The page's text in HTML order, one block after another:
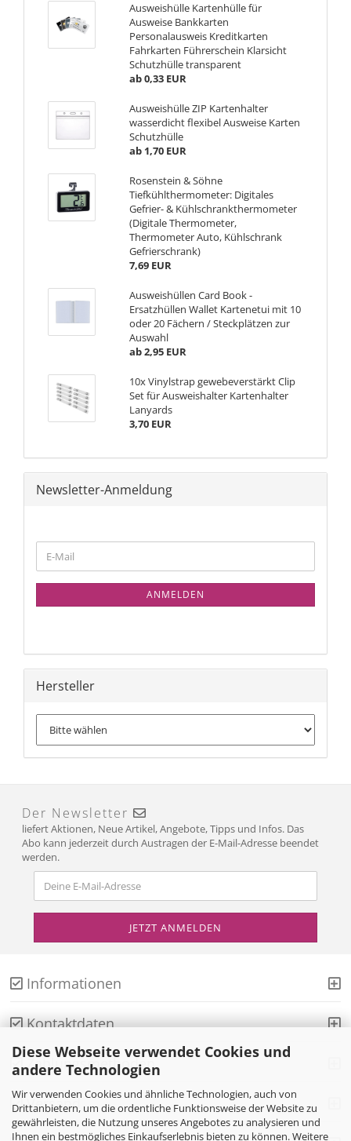
Diese Webseite verwendet Cookies und
andere Technologien
Wir verwenden Cookies und ähnliche Technologien, auch von
Drittanbietern, um die ordentliche Funktionsweise der Website zu
gewährleisten, die Nutzung unseres Angebotes zu analysieren und
Ihnen ein bestmögliches Einkaufserlebnis bieten zu können. Weitere
Ausweishülle Kartenhülle für
Ausweise Bankkarten
Personalausweis Kreditkarten
Fahrkarten Führerschein Klarsicht
Schutzhülle transparent
ab 0,33 EUR
Ausweishülle ZIP Kartenhalter
wasserdicht flexibel Ausweise Karten
Schutzhülle
ab 1,70 EUR
Rosenstein & Söhne
Tiefkühlthermometer: Digitales
Gefrier- & Kühlschrankthermometer
(Digitale Thermometer,
Thermometer Auto, Kühlschrank
Gefrierschrank)
7,69 EUR
Ausweishüllen Card Book -
Ersatzhüllen Wallet Kartenetui mit 10
oder 20 Fächern / Steckplätzen zur
Auswahl
ab 2,95 EUR
10x Vinylstrap gewebeverstärkt Clip
Set für Ausweishalter Kartenhalter
Lanyards
3,70 EUR
Newsletter-Anmeldung
ZUR
NEWSLETTER-
E-
Mail
ANMELDEN
Hersteller
Der Newsletter
liefert Aktionen, Neue Artikel, Angebote, Tipps und Infos. Das
Abo kann jederzeit durch Austragen der E-Mail-Adresse beendet
werden.
Informationen
Kontaktdaten
Zahlungsmethoden
Versand